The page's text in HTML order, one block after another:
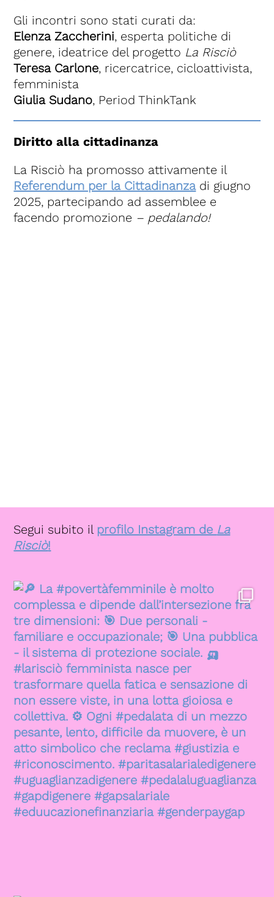
Gli incontri sono stati curati da:
Elenza Zaccherini, esperta politiche di
genere, ideatrice del progetto La Risciò
Teresa Carlone, ricercatrice, cicloattivista,
femminista
Giulia Sudano, Period ThinkTank
Diritto alla cittadinanza
La Risciò ha promosso attivamente il
Referendum per la Cittadinanzadi giugno
2025, partecipando ad assemblee e
facendo promozione – pedalando!
Segui subito il profilo Instagram de La
Risciò!